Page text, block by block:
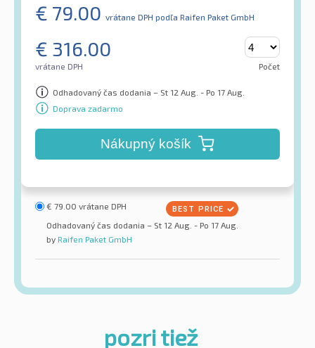
€ 79.00 vrátane DPH podľa Raifen Paket GmbH
€ 316.00
vrátane DPH Počet
Odhadovaný čas dodania – St 12 Aug. - Po 17 Aug.
Doprava zadarmo
Nákupný košík
€ 79.00 vrátane DPH
Odhadovaný čas dodania – St 12 Aug. - Po 17 Aug.
by Raifen Paket GmbH
pozri tiež